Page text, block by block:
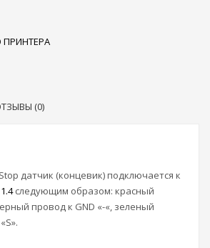
ПРИНТЕРА
(0)
датчик (концевик) подключается к
следующим образом: красный
провод к GND «-«, зеленый